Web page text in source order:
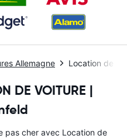
Allemagne Location de
DE VOITURE |
pas cher avec Location de